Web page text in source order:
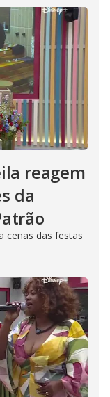
reagem
da
cenas das festas